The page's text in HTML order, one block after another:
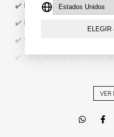
ELEGIR
✔️ Moldería renovada para
✔️ Bastones tradicionales con
✔️ Cuello en V con
✔️ Telas livianas con zonas
VER